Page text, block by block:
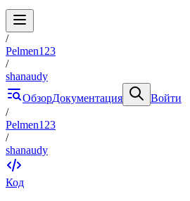
/
Pelmen123
/
shanaudy
ОбзорДокументация
Войти
/
Pelmen123
/
shanaudy
Код